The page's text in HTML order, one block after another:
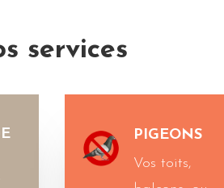
services
PIGEONS
Vos toits,